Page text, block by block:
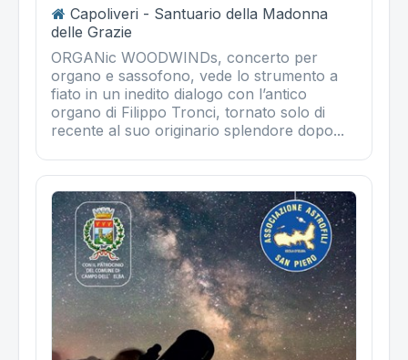
Capoliveri - Santuario della Madonna
delle Grazie
ORGANic WOODWINDs, concerto per
organo e sassofono, vede lo strumento a
fiato in un inedito dialogo con l’antico
organo di Filippo Tronci, tornato solo di
recente al suo originario splendore dopo...